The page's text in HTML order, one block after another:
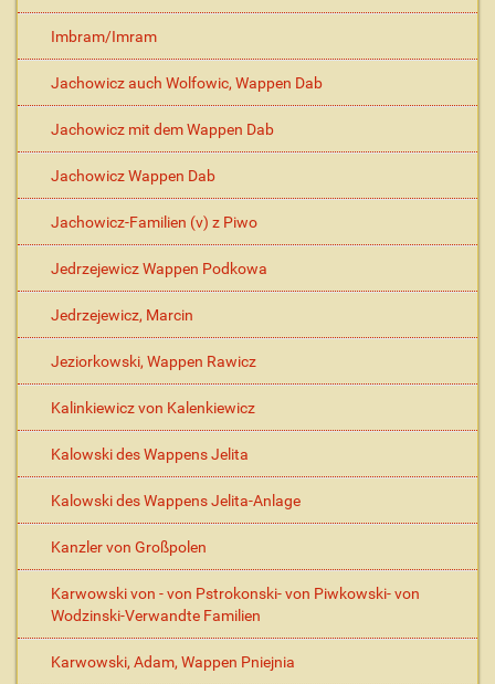
Imbram/Imram
Jachowicz auch Wolfowic, Wappen Dab
Jachowicz mit dem Wappen Dab
Jachowicz Wappen Dab
Jachowicz-Familien (v) z Piwo
Jedrzejewicz Wappen Podkowa
Jedrzejewicz, Marcin
Jeziorkowski, Wappen Rawicz
Kalinkiewicz von Kalenkiewicz
Kalowski des Wappens Jelita
Kalowski des Wappens Jelita-Anlage
Kanzler von Großpolen
Karwowski von - von Pstrokonski- von Piwkowski- von
Wodzinski-Verwandte Familien
Karwowski, Adam, Wappen Pniejnia